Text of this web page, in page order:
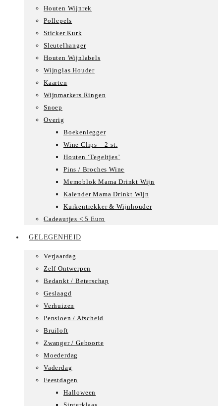
Houten Wijnrek
Pollepels
Sticker Kurk
Sleutelhanger
Houten Wijnlabels
Wijnglas Houder
Kaarten
Wijnmarkers Ringen
Snoep
Overig
Boekenlegger
Wine Clips – 2 st.
Houten ‘Tegeltjes’
Pins / Broches Wine
Memoblok Mama Drinkt Wijn
Kalender Mama Drinkt Wijn
Kurkentrekker & Wijnhouder
Cadeautjes < 5 Euro
GELEGENHEID
Verjaardag
Zelf Ontwerpen
Bedankt / Beterschap
Geslaagd
Verhuizen
Pensioen / Afscheid
Bruiloft
Zwanger / Geboorte
Moederdag
Vaderdag
Feestdagen
Halloween